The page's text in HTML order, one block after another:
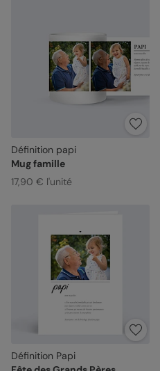
Définition papi
Mug famille
17,90 € l'unité
Définition Papi